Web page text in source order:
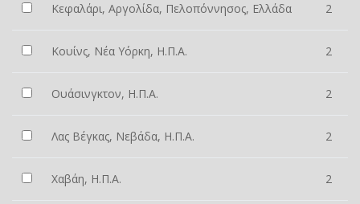
Κεφαλάρι, Αργολίδα, Πελοπόννησος, Ελλάδα 2
Κουίνς, Νέα Υόρκη, Η.Π.Α. 2
Ουάσινγκτον, Η.Π.Α. 2
Λας Βέγκας, Νεβάδα, Η.Π.Α. 2
Χαβάη, Η.Π.Α. 2